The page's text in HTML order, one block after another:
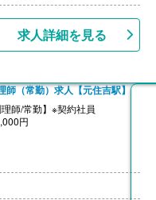
求人詳細を見る
師（常勤）求人【元住吉駅】
師/常勤】※契約社員
円